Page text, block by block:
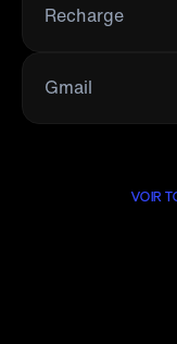
Recharge
Gmail
VOIR